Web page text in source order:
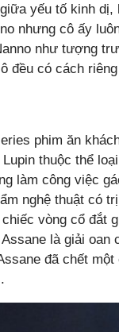
yếu tố kinh
nhưng cô ấy
như tượng
đều có cách
phim ăn
thuộc thể
làm công việc
nghệ thuật có
vòng cổ đắt
là giải
đã chết